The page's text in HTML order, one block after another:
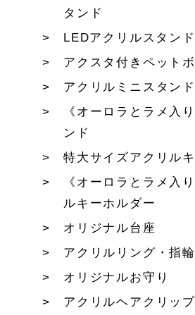
タンド
LEDアクリルスタン
アクスタ付きペット
アクリルミニスタンド
《オーロラとラメ入
ンド
特大サイズアクリル
《オーロラとラメ入
ルキーホルダー
オリジナル台座
アクリルリング・指輪
オリジナルお守り
アクリルヘアクリップ